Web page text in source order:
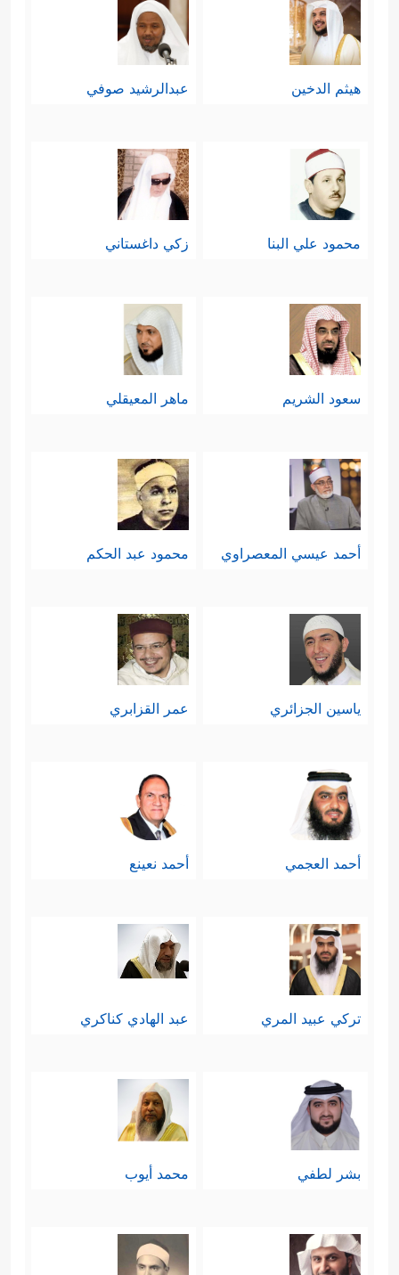
هيثم الدخين عبدالرشيد صوفي
محمود علي البنا زكي داغستاني
سعود الشريم ماهر المعيقلي
أحمد عيسي المعصراوي محمود عبد الحكم
ياسين الجزائري عمر القزابري
أحمد العجمي أحمد نعينع
تركي عبيد المري عبد الهادي كناكري
بشر لطفي محمد أيوب